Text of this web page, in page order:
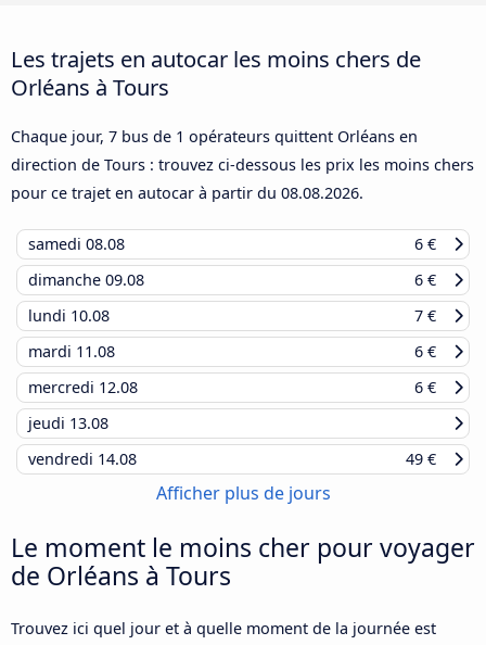
Les trajets en autocar les moins chers de
Orléans à Tours
Chaque jour, 7 bus de 1 opérateurs quittent Orléans en
direction de Tours : trouvez ci-dessous les prix les moins chers
pour ce trajet en autocar à partir du 08.08.2026.
samedi 08.08
6 €
dimanche 09.08
6 €
lundi 10.08
7 €
mardi 11.08
6 €
mercredi 12.08
6 €
jeudi 13.08
vendredi 14.08 49 €
Afficher plus de jours
Le moment le moins cher pour voyager
de Orléans à Tours
Trouvez ici quel jour et à quelle moment de la journée est